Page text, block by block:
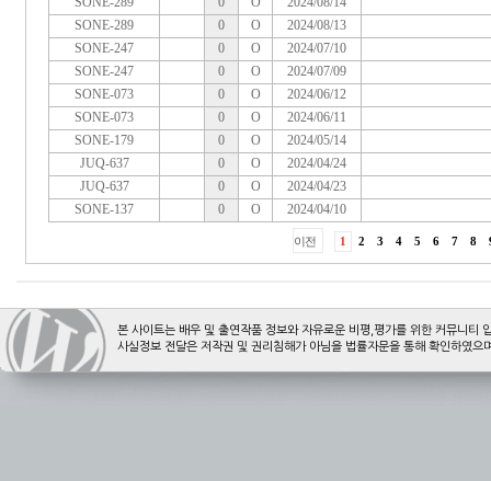
본 사이트는 배우 및 출연작품 정보와 자유로운 비평,평가를 위한 커뮤니티
사실정보 전달은 저작권 및 권리침해가 아님을 법률자문을 통해 확인하였으